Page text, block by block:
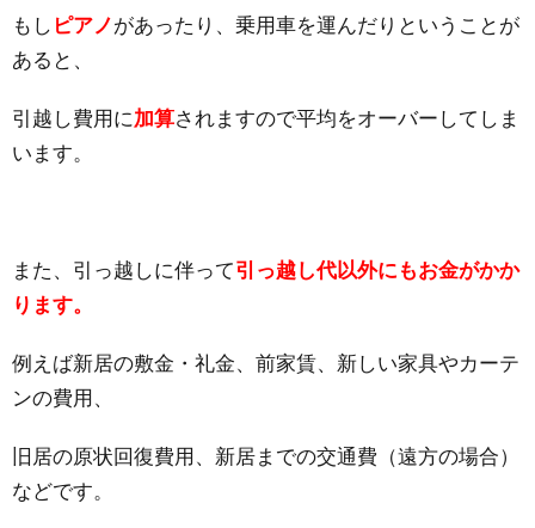
もし ピアノがあったり、乗用車を運んだりということが
あると、
引越し費用に加算されますので平均をオーバーしてしま
います。
また、引っ越しに伴って引っ越し代以外にもお金がかか
ります。
例えば新居の敷金・礼金、前家賃、新しい家具やカーテ
ンの費用、
旧居の原状回復費用、新居までの交通費（遠方の場合）
などです。